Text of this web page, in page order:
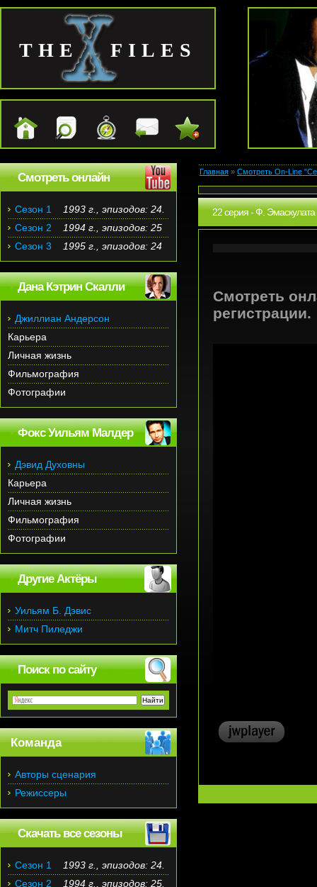
THE FILES
Главная » Смотреть On-Line
22 серия - Ф. Эмаскулата
Смотреть
регистрации.
Смотреть онлайн
Сезон 1
1993 г., эпизодов: 24.
Сезон 2
1994 г., эпизодов: 25
Сезон 3
1995 г., эпизодов: 24
Дана Кэтрин Скалли
Джиллиан Андерсон
Карьера
Личная жизнь
Фильмография
Фотографии
Фокс Уильям Малдер
Дэвид Духовны
Карьера
Личная жизнь
Фильмография
Фотографии
Другие Актёры
Уильям Б. Дэвис
Митч Пиледжи
Поиск по сайту
Команда
Авторы сценария
Режиссеры
Скачать все сезоны
Сезон 1
1993 г., эпизодов: 24.
Сезон 2
1994 г., эпизодов: 25.